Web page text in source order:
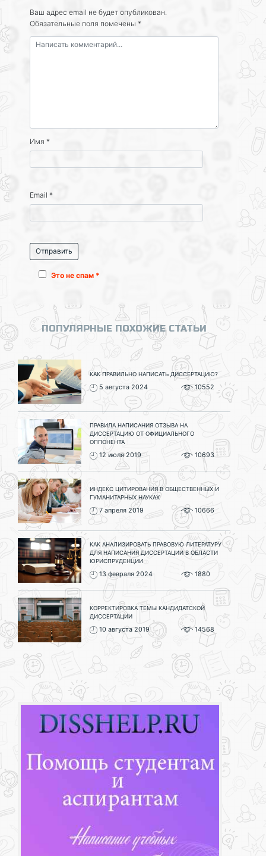
Ваш адрес email не будет опубликован.
Обязательные поля помечены *
Имя *
Email *
Это не спам *
ПОПУЛЯРНЫЕ ПОХОЖИЕ СТАТЬИ
КАК ПРАВИЛЬНО НАПИСАТЬ ДИССЕРТАЦИЮ?
5 августа 2024 10552
ПРАВИЛА НАПИСАНИЯ ОТЗЫВА НА
ДИССЕРТАЦИЮ ОТ ОФИЦИАЛЬНОГО
ОППОНЕНТА
12 июля 2019 10693
ИНДЕКС ЦИТИРОВАНИЯ В ОБЩЕСТВЕННЫХ И
ГУМАНИТАРНЫХ НАУКАХ
7 апреля 2019 10666
КАК АНАЛИЗИРОВАТЬ ПРАВОВУЮ ЛИТЕРАТУРУ
ДЛЯ НАПИСАНИЯ ДИССЕРТАЦИИ В ОБЛАСТИ
ЮРИСПРУДЕНЦИИ
13 февраля 2024 1880
КОРРЕКТИРОВКА ТЕМЫ КАНДИДАТСКОЙ
ДИССЕРТАЦИИ
10 августа 2019 14568